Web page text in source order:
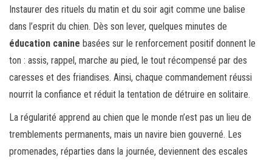
Instaurer des rituels du matin et du soir agit comme une balise
dans l’esprit du chien. Dès son lever, quelques minutes de
éducation canine basées sur le renforcement positif donnent le
ton : assis, rappel, marche au pied, le tout récompensé par des
caresses et des friandises. Ainsi, chaque commandement réussi
nourrit la confiance et réduit la tentation de détruire en solitaire.
La régularité apprend au chien que le monde n’est pas un lieu de
tremblements permanents, mais un navire bien gouverné. Les
promenades, réparties dans la journée, deviennent des escales